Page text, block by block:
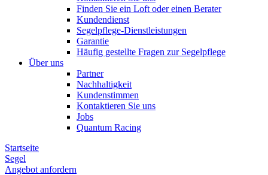
Finden Sie ein Loft oder einen Berater
Kundendienst
Segelpflege-Dienstleistungen
Garantie
Häufig gestellte Fragen zur Segelpflege
Über uns
Partner
Nachhaltigkeit
Kundenstimmen
Kontaktieren Sie uns
Jobs
Quantum Racing
Startseite
Segel
Angebot anfordern